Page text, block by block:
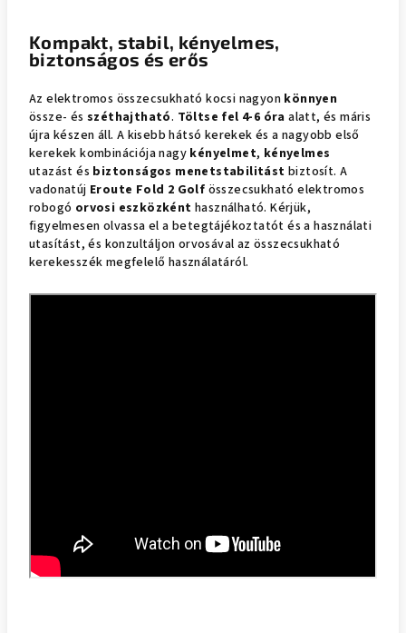
Kompakt, stabil, kényelmes,
biztonságos és erős
Az elektromos összecsukható kocsi nagyon könnyen
össze- és széthajtható. Töltse fel 4-6 óraalatt, és máris
újra készen áll. A kisebb hátsó kerekek és a nagyobb első
kerekek kombinációja nagy kényelmet, kényelmes
utazást és biztonságos menetstabilitástbiztosít. A
vadonatúj Eroute Fold 2 Golf összecsukható elektromos
robogó orvosi eszközkénthasználható. Kérjük,
figyelmesen olvassa el a betegtájékoztatót és a használati
utasítást, és konzultáljon orvosával az összecsukható
kerekesszék megfelelő használatáról.